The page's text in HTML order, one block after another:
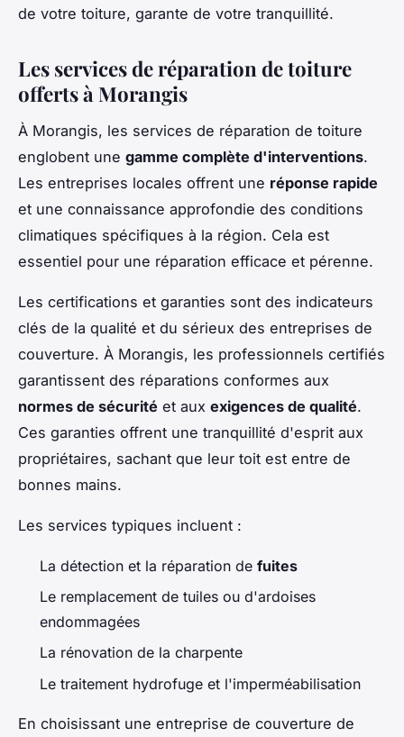
de votre toiture, garante de votre tranquillité.
Les services de réparation de toiture
offerts à Morangis
À Morangis, les services de réparation de toiture
englobent une gamme complète d'interventions.
Les entreprises locales offrent une réponse rapide
et une connaissance approfondie des conditions
climatiques spécifiques à la région. Cela est
essentiel pour une réparation efficace et pérenne.
Les certifications et garanties sont des indicateurs
clés de la qualité et du sérieux des entreprises de
couverture. À Morangis, les professionnels certifiés
garantissent des réparations conformes aux
normes de sécurité et aux exigences de qualité.
Ces garanties offrent une tranquillité d'esprit aux
propriétaires, sachant que leur toit est entre de
bonnes mains.
Les services typiques incluent :
La détection et la réparation de fuites
Le remplacement de tuiles ou d'ardoises
endommagées
La rénovation de la charpente
Le traitement hydrofuge et l'imperméabilisation
En choisissant une entreprise de couverture de